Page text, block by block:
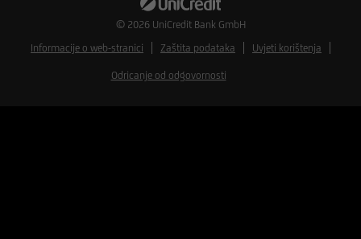
© 2026 UniCredit Bank GmbH
Informacije o web-stranici
Zaštita podataka Uvjeti korištenja
Odricanje od odgovornosti